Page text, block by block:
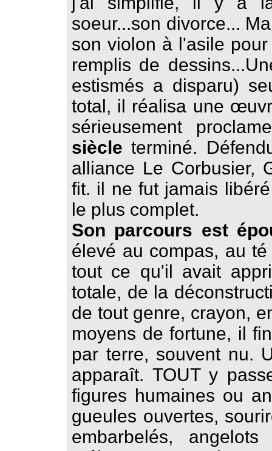
soeur...son divorce...
son violon à l'asile
remplis de
estismés a disparu)
total, il réalisa une
sérieusement
siècle terminé.
alliance Le Corbusier,
fit. il ne fut jamais
le plus complet.
Son parcours est
élevé au compas, au
tout ce qu'il avait
totale, de la
de tout genre, crayon,
moyens de fortune, il
par terre, souvent nu.
apparaît. TOUT y
figures humaines ou
gueules ouvertes,
embarbelés,